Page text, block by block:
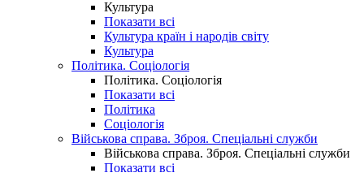
Культура
Показати всі
Культура країн і народів світу
Культура
Політика. Соціологія
Політика. Соціологія
Показати всі
Політика
Соціологія
Військова справа. Зброя. Спеціальні служби
Військова справа. Зброя. Спеціальні служби
Показати всі